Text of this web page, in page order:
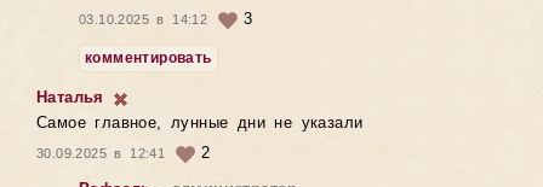
03.10.2025 в 14:12 3
комментировать
Наталья
Самое главное, лунные дни не указали
30.09.2025 в 12:41
2